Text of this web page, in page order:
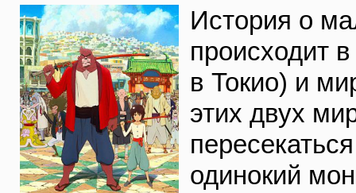
История о
происходит
в Токио) и
этих двух
одинокий